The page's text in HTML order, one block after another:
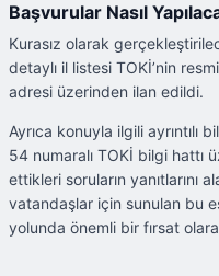
Başvurular Nasıl
Kurasız olarak
detaylı il listesi TOKİ’nin
adresi üzerinden ilan edildi.
Ayrıca konuyla ilgili
54 numaralı TOKİ bilgi hattı
ettikleri soruların yanıtlarını
vatandaşlar için sunulan bu
yolunda önemli bir fırsat